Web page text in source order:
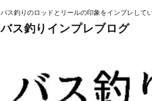
バス釣りのロッドとリールの印象をインプレして
バス釣りインプレブログ